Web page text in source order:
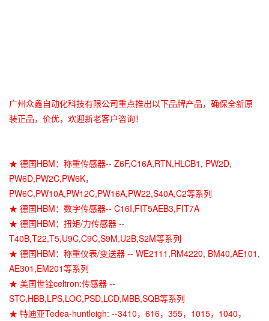
广州众鑫自动化科技有限公司重点推出以下品牌产品，确保全新原
装正品，价优，欢迎新老客户咨询！
★ 德国HBM：称重传感器-- Z6F,C16A,RTN,HLCB1, PW2D,
PW6D,PW2C,PW6K，
PW6C,PW10A,PW12C,PW16A,PW22,S40A,C2等系列
★ 德国HBM：数字传感器-- C16I,FIT5AEB3,FIT7A
★ 德国HBM：扭矩/力传感器 --
T40B,T22,T5,U9C,C9C,S9M,U2B,S2M等系列
★ 德国HBM：称重仪表/变送器 -- WE2111,RM4220, BM40,AE101,
AE301,EM201等系列
★ 美国世铨celtron:传感器 --
STC,HBB,LPS,LOC,PSD,LCD,MBB,SQB等系列
★ 特迪亚Tedea-huntleigh: --3410，616，355，1015，1040，